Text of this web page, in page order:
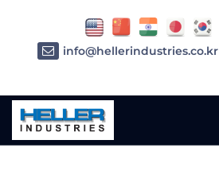
Home»1936 MKV 진공 리플로우 오븐
info@hellerindustries.co.kr